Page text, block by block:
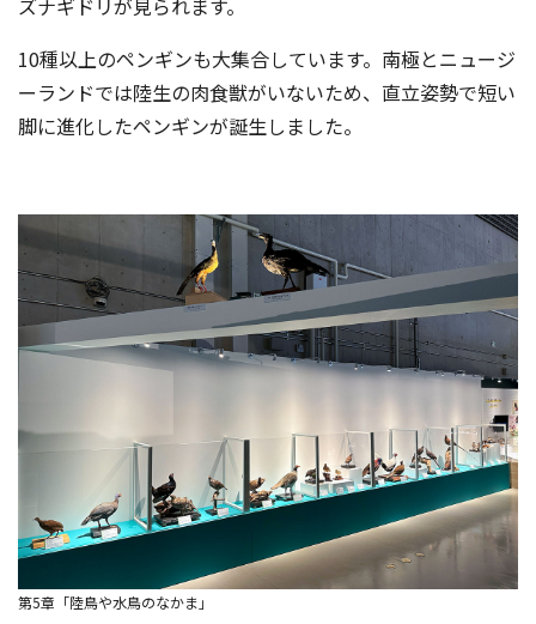
ズナギドリが見られます。
10種以上のペンギンも大集合しています。南極とニュージ
ーランドでは陸生の肉食獣がいないため、直立姿勢で短い
脚に進化したペンギンが誕生しました。
第5章「陸鳥や水鳥のなかま」